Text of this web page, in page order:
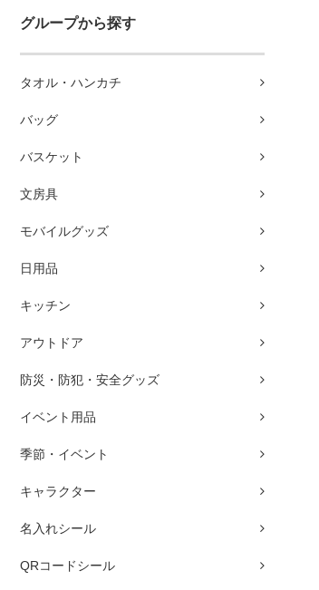
グループから探す
タオル・ハンカチ
バッグ
バスケット
文房具
モバイルグッズ
日用品
キッチン
アウトドア
防災・防犯・安全グッズ
イベント用品
季節・イベント
キャラクター
名入れシール
QRコードシール